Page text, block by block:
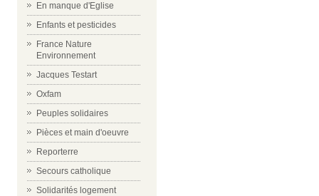
En manque d'Eglise
Enfants et pesticides
France Nature
Environnement
Jacques Testart
Oxfam
Peuples solidaires
Pièces et main d'oeuvre
Reporterre
Secours catholique
Solidarités logement